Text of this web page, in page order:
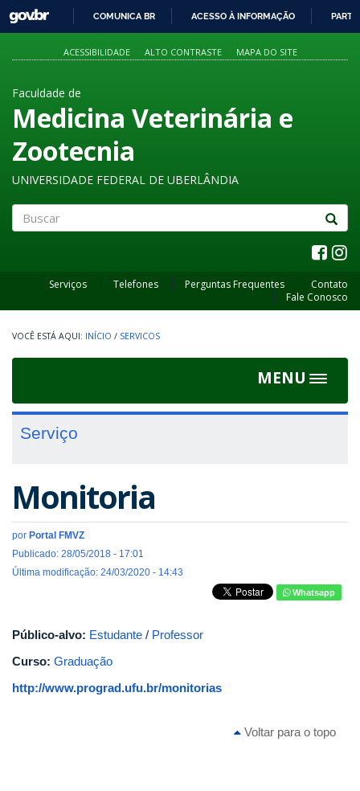
PARA
O
GOVBR
COMUNICA BR ACESSO À INFORMAÇÃO
ACESSIBILIDADE ALTO CONTRASTE MAPA DO SITE
Faculdade de
Medicina Veterinária e
Zootecnia
UNIVERSIDADE FEDERAL DE UBERLÂNDIA
Serviços Telefones Perguntas Frequentes
Contato
Fale Conosco
INÍCIO / SERVICOS
MENU
Toggle
Serviço
Monitoria
por Portal FMVZ
Publicado: 28/05/2018 - 17:01
Última modificação: 24/03/2020 - 14:43
Whatsapp
Público-alvo: Estudante / Professor
Curso: Graduação
http://www.prograd.ufu.br/monitorias
Voltar para o topo